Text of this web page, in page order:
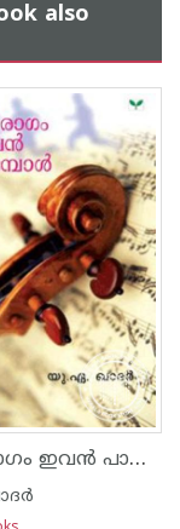
also
അനുരാഗം ഇവ‌ന്‍ പാടുന്പോള്‍